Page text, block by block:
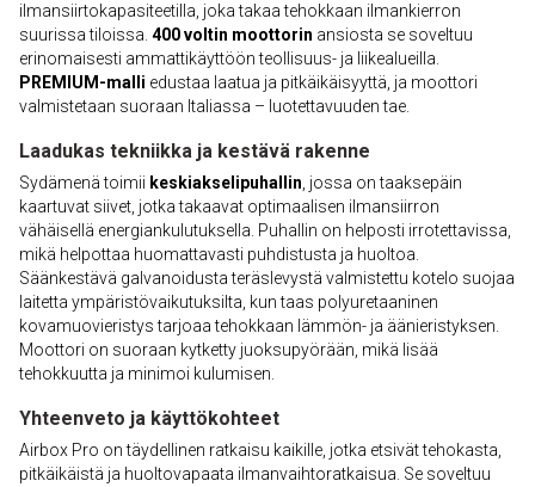
ilmansiirtokapasiteetilla, joka takaa tehokkaan ilmankierron
suurissa tiloissa. 400 voltin moottorin ansiosta se soveltuu
erinomaisesti ammattikäyttöön teollisuus- ja liikealueilla.
PREMIUM-malli edustaa laatua ja pitkäikäisyyttä, ja moottori
valmistetaan suoraan Italiassa – luotettavuuden tae.
Laadukas tekniikka ja kestävä rakenne
Sydämenä toimii keskiakselipuhallin , jossa on taaksepäin
kaartuvat siivet, jotka takaavat optimaalisen ilmansiirron
vähäisellä energiankulutuksella. Puhallin on helposti irrotettavissa,
mikä helpottaa huomattavasti puhdistusta ja huoltoa.
Säänkestävä galvanoidusta teräslevystä valmistettu kotelo suojaa
laitetta ympäristövaikutuksilta, kun taas polyuretaaninen
kovamuovieristys tarjoaa tehokkaan lämmön- ja äänieristyksen.
Moottori on suoraan kytketty juoksupyörään, mikä lisää
tehokkuutta ja minimoi kulumisen.
Yhteenveto ja käyttökohteet
Airbox Pro on täydellinen ratkaisu kaikille, jotka etsivät tehokasta,
pitkäikäistä ja huoltovapaata ilmanvaihtoratkaisua. Se soveltuu